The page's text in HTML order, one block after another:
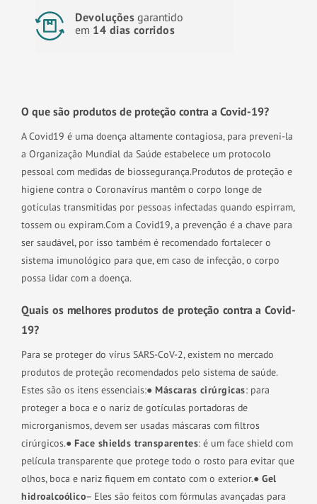
Devoluções garantido
em 14 dias corridos
O que são produtos de proteção contra a Covid-19?
A Covid19 é uma doença altamente contagiosa, para preveni-la
a Organização Mundial da Saúde estabelece um protocolo
pessoal com medidas de biossegurança.Produtos de proteção e
higiene contra o Coronavírus mantêm o corpo longe de
gotículas transmitidas por pessoas infectadas quando espirram,
tossem ou expiram.Com a Covid19, a prevenção é a chave para
ser saudável, por isso também é recomendado fortalecer o
sistema imunológico para que, em caso de infecção, o corpo
possa lidar com a doença.
Quais os melhores produtos de proteção contra a Covid-
19?
Para se proteger do vírus SARS-CoV-2, existem no mercado
produtos de proteção recomendados pelo sistema de saúde.
Estes são os itens essenciais:● Máscaras cirúrgicas: para
proteger a boca e o nariz de gotículas portadoras de
microrganismos, devem ser usadas máscaras com filtros
cirúrgicos.● Face shields transparentes: é um face shield com
película transparente que protege todo o rosto para evitar que
olhos, boca e nariz fiquem em contato com o exterior.● Gel
hidroalcoólico– Eles são feitos com fórmulas avançadas para